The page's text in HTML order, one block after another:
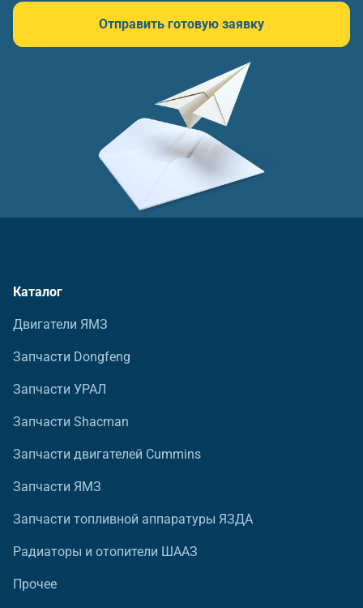
Отправить готовую заявку
Каталог
Двигатели ЯМЗ
Запчасти Dongfeng
Запчасти УРАЛ
Запчасти Shacman
Запчасти двигателей Cummins
Запчасти ЯМЗ
Запчасти топливной аппаратуры ЯЗДА
Радиаторы и отопители ШААЗ
Прочее